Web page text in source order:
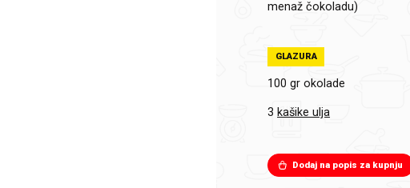
menaž čokoladu)
GLAZURA
100 gr okolade
3 kašike ulja
Dodaj na popis za kupnju